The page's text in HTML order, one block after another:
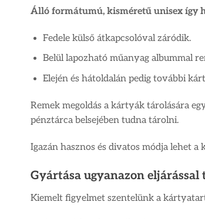
Álló formátumú, kisméretű unisex így
Fedele külső átkapcsolóval záródik.
Belül lapozható műanyag albummal
Elején és hátoldalán pedig további
Remek megoldás a kártyák tárolására
pénztárca belsejében tudna tárolni.
Igazán hasznos és divatos módja lehet
Gyártása ugyanazon
Kiemelt figyelmet szentelünk a